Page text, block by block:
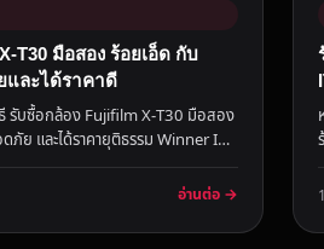
T30 มือสอง ร้อยเอ็ด กับ
และได้ราคาดี
รับซื้อกล้อง Fujifilm X-T30 มือสอง
ภัย และได้ราคายุติธรรม Winner IT
อ่านต่อ →